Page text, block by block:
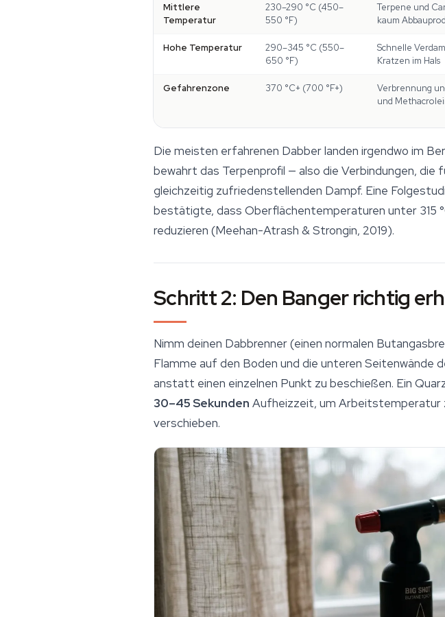
Mittlere
Temperatur
230–290 °C (450–
550 °F)
Terpene und
kaum
Hohe Temperatur
290–345 °C (550–
650 °F)
Schnelle
Kratzen im Hals
Gefahrenzone 370 °C+ (700 °F+)
Verbrennung
und
Die meisten erfahrenen Dabber landen irgendwo im
bewahrt das Terpenprofil — also die Verbindungen,
gleichzeitig zufriedenstellenden Dampf. Eine
bestätigte, dass Oberflächentemperaturen unter 315
reduzieren (Meehan-Atrash & Strongin, 2019).
Schritt 2: Den Banger richtig
Nimm deinen Dabbrenner (einen normalen
Flamme auf den Boden und die unteren Seitenwände
anstatt einen einzelnen Punkt zu beschießen. Ein
30–45 Sekunden Aufheizzeit, um Arbeitstemperatur
verschieben.